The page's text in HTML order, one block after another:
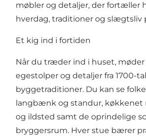
møbler og detaljer, der fortæller
hverdag, traditioner og slægtsliv
Et kig ind i fortiden
Når du træder ind i huset, møder
egestolper og detaljer fra 1700-
byggetraditioner. Du kan se
langbænk og standur, køkkenet
og ildsted samt de oprindelige
bryggersrum. Hver stue bærer